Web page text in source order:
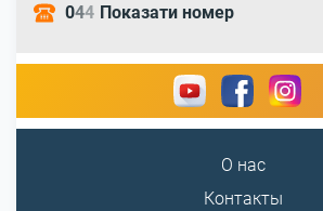
044 Показати номер
О нас
Контакты